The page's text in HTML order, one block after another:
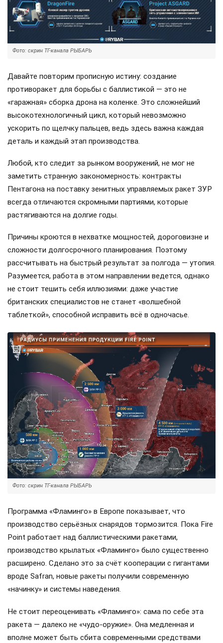
Фото: скрин ТГ-канала РЫБАРЬ
Давайте повторим прописную истину: создание
противоракет для борьбы с баллистикой — это не
«гаражная» сборка дрона на коленке. Это сложнейший
высокотехнологичный цикл, который невозможно
ускорить по щелчку пальцев, ведь здесь важна каждая
деталь и каждый этап производства.
Любой, кто следит за рынком вооружений, не мог не
заметить странную закономерность: контракты
Пентагона на поставку зенитных управляемых ракет ЗУР
всегда отличаются скромными партиями, которые
растягиваются на долгие годы.
Причины кроются в нехватке мощностей, дороговизне и
сложности долгосрочного планирования. Поэтому
рассчитывать на быстрый результат за полгода — утопия.
Разумеется, работа в этом направлении ведется, однако
не стоит тешить себя иллюзиями: даже участие
британских специалистов не станет «волшебной
таблеткой», способной исправить всё в одночасье.
Фото: скрин ТГ-канала РЫБАРЬ
Программа «Фламинго» в Европе показывает, что
производство серьёзных снарядов тормозится. Пока Fire
Point работает над баллистическими ракетами,
производство крылатых «Фламинго» было существенно
расширено. Сделано это за счёт кооперации с гигантами
вроде Safran, новые ракеты получили современную
«начинку» и системы наведения.
Не стоит переоценивать «Фламинго»: сама по себе эта
ракета — далеко не «чудо-оружие». Она медленная и
вполне может быть сбита современными средствами